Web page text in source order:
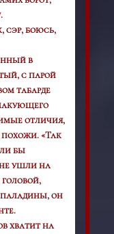
сэр, боюсь,
в
с парой
табарде
отличия,
похожи. «Так
бы
ушли на
он
хватит на